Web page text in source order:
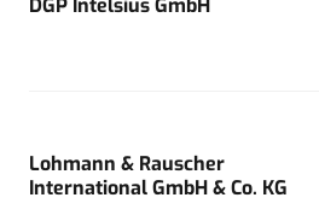
DGP Intelsius GmbH
Lohmann & Rauscher
International GmbH & Co. KG